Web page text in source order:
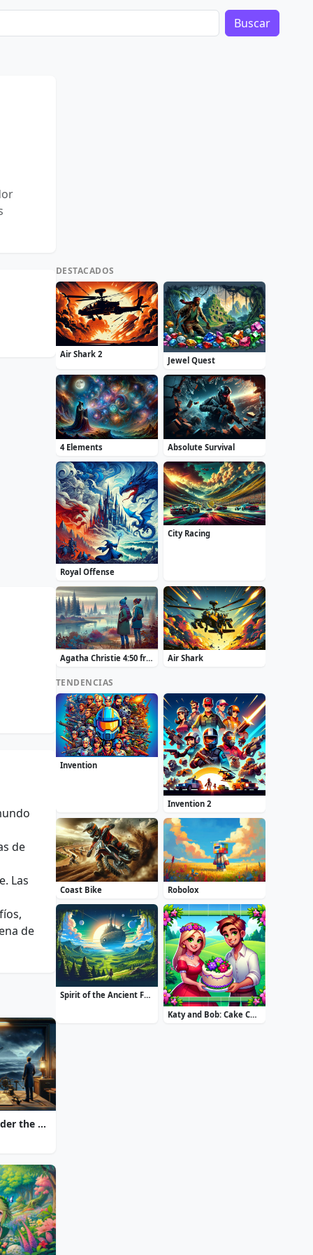
Buscar
de
Las
de
20000 Leagues Under the Sea: Captain Nemo
DESTACADOS
Air Shark 2
Jewel Quest
4 Elements Absolute Survival
Royal Offense
City Racing
Agatha Christie 4:50 from Paddington Air Shark
TENDENCIAS
Invention
Invention 2
Coast Bike Robolox
Spirit of the Ancient Forest
Katy and Bob: Cake Cafe